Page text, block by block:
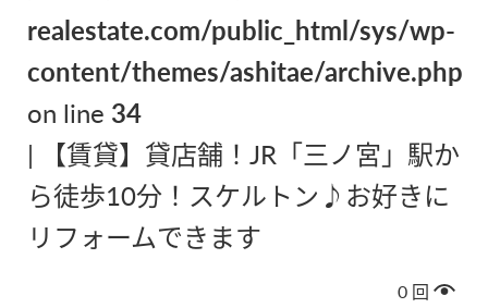
realestate.com/public_html/sys/wp-
content/themes/ashitae/archive.php
on line 34
|
【賃貸】貸店舗！JR「三ノ宮」駅か
ら徒歩10分！スケルトン♪お好きに
リフォームできます
0 回